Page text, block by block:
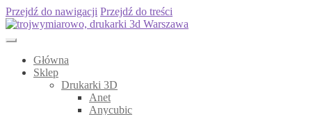
Przejdź do nawigacji Przejdź do treści
Główna
Sklep
Drukarki 3D
Anet
Anycubic